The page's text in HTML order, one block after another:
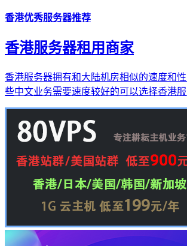
香港优秀服务器推荐
香港服务器租用商家
香港服务器拥有和大陆机房相似的速度和
些中文业务需要速度较好的可以选择香港